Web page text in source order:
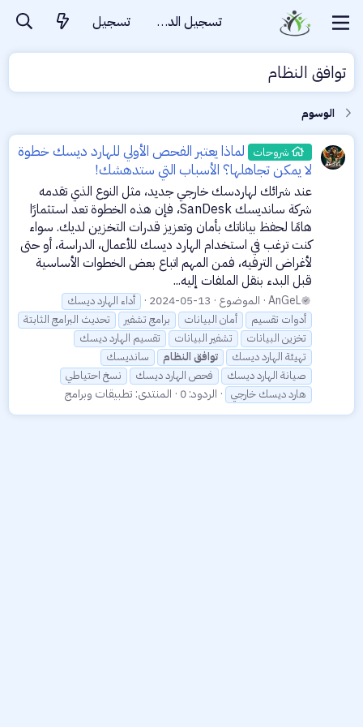
تسجيل الدخول تسجيل
توافق النظام
الوسوم
شروحات لماذا يعتبر الفحص الأولي للهارد ديسك خطوة
لا يمكن تجاهلها؟ الأسباب التي ستدهشك!
عند شرائك لهاردسك خارجي جديد، مثل النوع الذي تقدمه
شركة سانديسك SanDesk، فإن هذه الخطوة تعد استثمارًا
هامًا لحفظ بياناتك بأمان وتعزيز قدرات التخزين لديك. سواء
كنت ترغب في استخدام الهارد ديسك للأعمال، الدراسة، أو حتى
لأغراض الترفيه، فمن المهم اتباع بعض الخطوات الأساسية
قبل البدء بنقل الملفات إليه...
AnGeL الموضوع 2024-05-13
أداء الهارد ديسك
أدوات تقسيم
أمان البيانات برامج تشفير
تحديث البرامج الثابتة
تخزين البيانات
تشفير البيانات
تقسيم الهارد ديسك
تهيئة الهارد ديسك
توافق النظام
سانديسك
صيانة الهارد ديسك
فحص الهارد ديسك
نسخ احتياطي
هارد ديسك خارجي
الردود: 0 المنتدى: تطبيقات وبرامج